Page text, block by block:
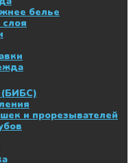
белье
(БИБС)
и прорезывателей